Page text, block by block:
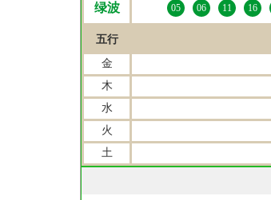
绿波 05 06 11 16
五行
金
木
水
火
土